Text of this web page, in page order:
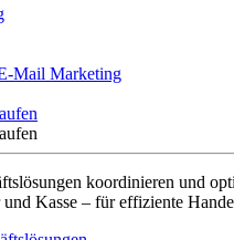
Mail Marketing
koordinieren und
Kasse – für effiziente